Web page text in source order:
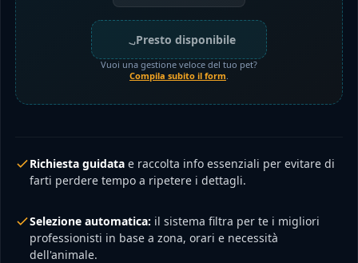
Presto disponibile
Vuoi una gestione veloce del tuo pet?
Compila subito il form
Richiesta guidata e raccolta info essenziali per evitare di
farti perdere tempo a ripetere i dettagli.
Selezione automatica: il sistema filtra per te i migliori
professionisti in base a zona, orari e necessità
dell'animale.